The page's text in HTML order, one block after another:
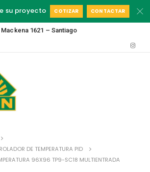
su proyecto COTIZAR CONTACTAR
1621 – Santiago
DE TEMPERATURA PID
96X96 TP9-SC18 MULTIENTRADA